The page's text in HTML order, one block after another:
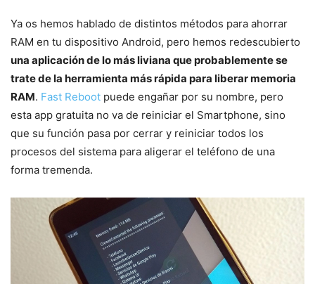
Ya os hemos hablado de distintos métodos para ahorrar
RAM en tu dispositivo Android, pero hemos redescubierto
una aplicación de lo más liviana que probablemente se
trate de la herramienta más rápida para liberar memoria
RAM. Fast Reboot puede engañar por su nombre, pero
esta app gratuita no va de reiniciar el Smartphone, sino
que su función pasa por cerrar y reiniciar todos los
procesos del sistema para aligerar el teléfono de una
forma tremenda.